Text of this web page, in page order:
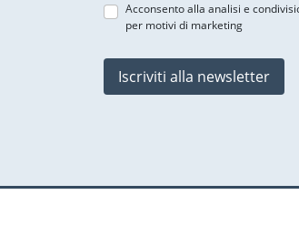
Acconsento alla analisi e
per motivi di marketing
Iscriviti alla newsletter